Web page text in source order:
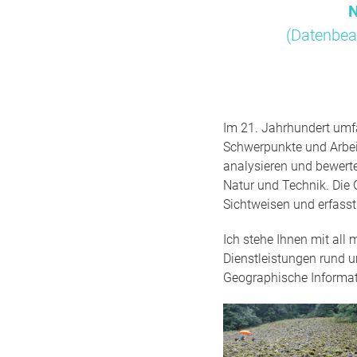
Im 21. Jahrhundert
Schwerpunkte und
analysieren und
Natur und Technik.
Sichtweisen und
Ich stehe Ihnen mit all
Dienstleistungen rund
Geographische